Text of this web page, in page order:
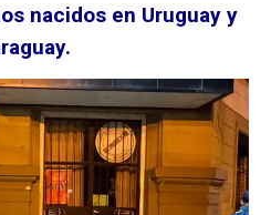
nacidos en Uruguay y